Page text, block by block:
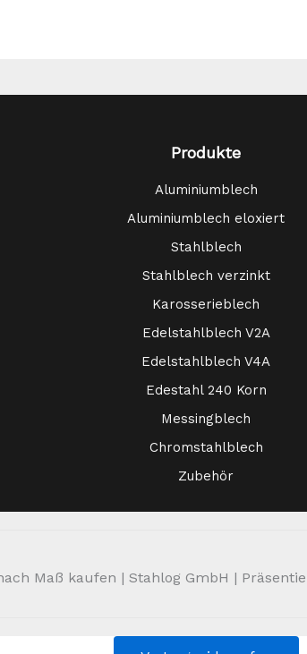
Produkte
Aluminiumblech
Aluminiumblech eloxiert
Stahlblech
Stahlblech verzinkt
Karosserieblech
Edelstahlblech V2A
Edelstahlblech V4A
Edestahl 240 Korn
Messingblech
Chromstahlblech
Zubehör
Maß kaufen | Stahlog GmbH |